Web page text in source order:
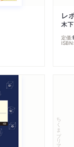
レ
木
定価:
ちくまプリマー新書